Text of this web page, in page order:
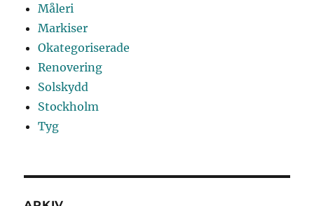
Måleri
Markiser
Okategoriserade
Renovering
Solskydd
Stockholm
Tyg